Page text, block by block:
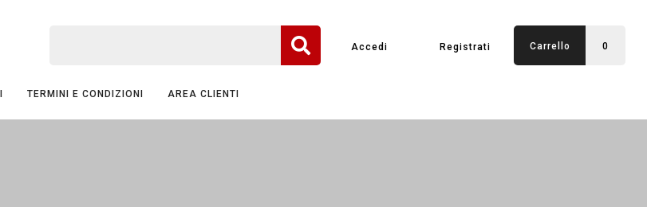
Carrello 0
Accedi Registrati
TERMINI E CONDIZIONI AREA CLIENTI